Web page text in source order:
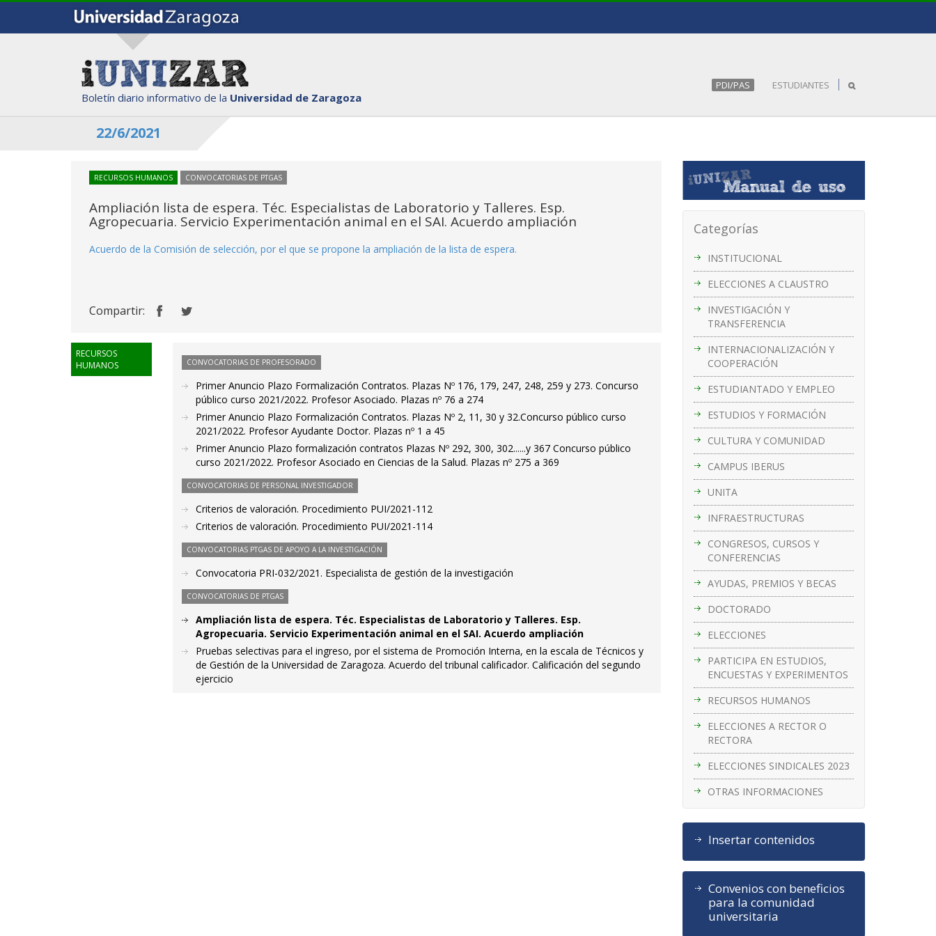
Boletín diario informativo de la Universidad de Zaragoza
PDI/PAS ESTUDIANTES
22/6/2021
Categorías
INSTITUCIONAL
ELECCIONES A CLAUSTRO
INVESTIGACIÓN Y
TRANSFERENCIA
INTERNACIONALIZACIÓN Y
COOPERACIÓN
ESTUDIANTADO Y EMPLEO
ESTUDIOS Y FORMACIÓN
CULTURA Y COMUNIDAD
CAMPUS IBERUS
UNITA
INFRAESTRUCTURAS
CONGRESOS, CURSOS Y
CONFERENCIAS
AYUDAS, PREMIOS Y BECAS
DOCTORADO
ELECCIONES
PARTICIPA EN ESTUDIOS,
ENCUESTAS Y EXPERIMENTOS
RECURSOS HUMANOS
ELECCIONES A RECTOR O
RECTORA
ELECCIONES SINDICALES 2023
OTRAS INFORMACIONES
Insertar contenidos
Convenios con beneficios
para la comunidad
universitaria
RECURSOS HUMANOS CONVOCATORIAS DE PTGAS
Ampliación lista de espera. Téc. Especialistas de Laboratorio y Talleres. Esp.
Agropecuaria. Servicio Experimentación animal en el SAI. Acuerdo ampliación
Acuerdo de la Comisión de selección, por el que se propone la ampliación de la lista de espera.
Compartir:
RECURSOS
HUMANOS
CONVOCATORIAS DE PROFESORADO
Primer Anuncio Plazo Formalización Contratos. Plazas Nº 176, 179, 247, 248, 259 y 273. Concurso
público curso 2021/2022. Profesor Asociado. Plazas nº 76 a 274
Primer Anuncio Plazo Formalización Contratos. Plazas Nº 2, 11, 30 y 32.Concurso público curso
2021/2022. Profesor Ayudante Doctor. Plazas nº 1 a 45
Primer Anuncio Plazo formalización contratos Plazas Nº 292, 300, 302......y 367 Concurso público
curso 2021/2022. Profesor Asociado en Ciencias de la Salud. Plazas nº 275 a 369
CONVOCATORIAS DE PERSONAL INVESTIGADOR
Criterios de valoración. Procedimiento PUI/2021-112
Criterios de valoración. Procedimiento PUI/2021-114
CONVOCATORIAS PTGAS DE APOYO A LA INVESTIGACIÓN
Convocatoria PRI-032/2021. Especialista de gestión de la investigación
CONVOCATORIAS DE PTGAS
Ampliación lista de espera. Téc. Especialistas de Laboratorio y Talleres. Esp.
Agropecuaria. Servicio Experimentación animal en el SAI. Acuerdo ampliación
Pruebas selectivas para el ingreso, por el sistema de Promoción Interna, en la escala de Técnicos y
de Gestión de la Universidad de Zaragoza. Acuerdo del tribunal calificador. Calificación del segundo
ejercicio